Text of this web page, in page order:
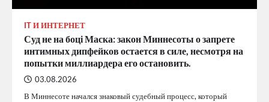
IT И ИНТЕРНЕТ
Суд не на боці Маска: закон Миннесоты о запрете
интимных дипфейков остается в силе, несмотря на
попытки миллиардера его остановить.
03.08.2026
В Миннесоте начался знаковый судебный процесс, который